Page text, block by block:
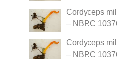
Cordyceps
– NBRC
Cordyceps
– NBRC